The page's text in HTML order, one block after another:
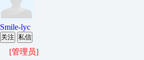
Smile-lyc
关注 私信
[管理员]